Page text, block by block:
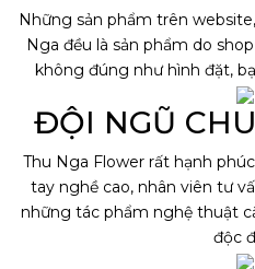
Những sản phẩm trên
Nga đều là sản phẩm do
không đúng như hình đặt,
ĐỘI NGŨ
Thu Nga Flower rất hạnh
tay nghề cao, nhân viên tư
những tác phẩm nghệ thuật
độc